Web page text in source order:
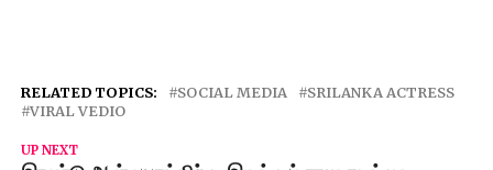
RELATED TOPICS: SOCIAL MEDIA
SRILANKA ACTRESS
VIRAL VEDIO
UP NEXT